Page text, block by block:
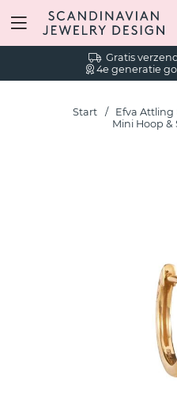
Gratis
4e generatie
Start
Efva Attling
Mini Hoop &